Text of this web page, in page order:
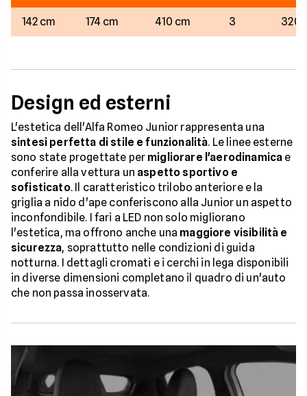
142 cm 174 cm 410 cm 3 320
Design ed esterni
L'estetica dell'Alfa Romeo Junior rappresenta una
sintesi perfetta di stile e funzionalità. Le linee esterne
sono state progettate per migliorare l'aerodinamica e
conferire alla vettura un aspetto sportivo e
sofisticato. Il caratteristico trilobo anteriore e la
griglia a nido d'ape conferiscono alla Junior un aspetto
inconfondibile. I fari a LED non solo migliorano
l'estetica, ma offrono anche una maggiore visibilità e
sicurezza, soprattutto nelle condizioni di guida
notturna. I dettagli cromati e i cerchi in lega disponibili
in diverse dimensioni completano il quadro di un'auto
che non passa inosservata.